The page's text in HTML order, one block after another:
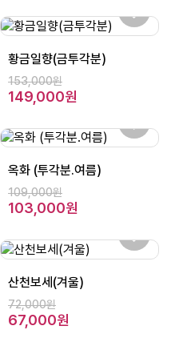
황금일향(금투각분)
153,000원
149,000원
옥화 (투각분.여름)
109,000원
103,000원
산천보세(겨울)
72,000원
67,000원